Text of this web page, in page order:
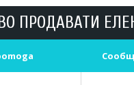
ПРОДАВАТИ